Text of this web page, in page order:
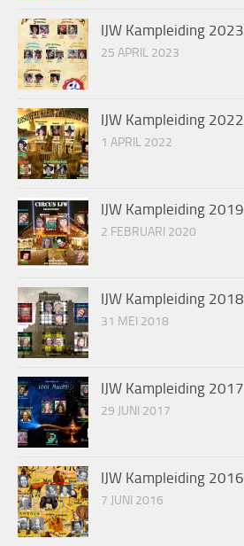
IJW Kampleiding 2023
25 APRIL 2023
IJW Kampleiding 2022
1 APRIL 2022
IJW Kampleiding 2019
2 FEBRUARI 2020
IJW Kampleiding 2018
31 MEI 2018
IJW Kampleiding 2017
29 JUNI 2017
IJW Kampleiding 2016
7 JUNI 2016